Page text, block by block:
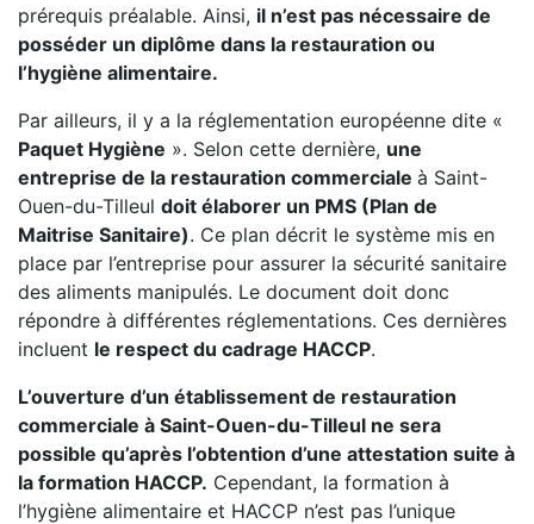
prérequis préalable. Ainsi, il n’est pas nécessaire de
posséder un diplôme dans la restauration ou
l’hygiène alimentaire.
Par ailleurs, il y a la réglementation européenne dite «
Paquet Hygiène ». Selon cette dernière, une
entreprise de la restauration commerciale à Saint-
Ouen-du-Tilleul doit élaborer un PMS (Plan de
Maitrise Sanitaire). Ce plan décrit le système mis en
place par l’entreprise pour assurer la sécurité sanitaire
des aliments manipulés. Le document doit donc
répondre à différentes réglementations. Ces dernières
incluent le respect du cadrage HACCP.
L’ouverture d’un établissement de restauration
commerciale à Saint-Ouen-du-Tilleul ne sera
possible qu’après l’obtention d’une attestation suite à
la formation HACCP. Cependant, la formation à
l’hygiène alimentaire et HACCP n’est pas l’unique